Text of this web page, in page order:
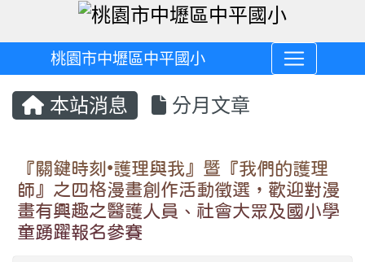
桃園市中壢區中平國小
本站消息 分月文章
『關鍵時刻•護理與我』暨『我們的護理
師』之四格漫畫創作活動徵選，歡迎對漫
畫有興趣之醫護人員、社會大眾及國小學
童踴躍報名參賽